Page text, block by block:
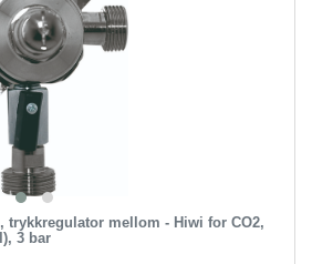
trykkregulator mellom - Hiwi for CO2,
3 bar